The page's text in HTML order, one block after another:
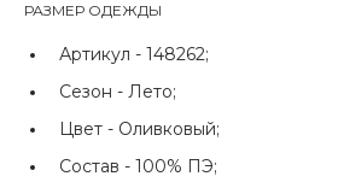
РАЗМЕР ОДЕЖДЫ
Артикул - 148262;
Сезон - Лето;
Цвет - Оливковый;
Состав - 100% ПЭ;